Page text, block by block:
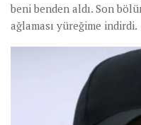
beni benden aldı. Son
ağlaması yüreğime indirdi.